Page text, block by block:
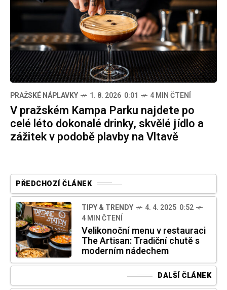
PRAŽSKÉ NÁPLAVKY 1. 8. 2026 0:01 4 MIN ČTENÍ
V pražském Kampa Parku najdete po
celé léto dokonalé drinky, skvělé jídlo a
zážitek v podobě plavby na Vltavě
PŘEDCHOZÍ ČLÁNEK
TIPY & TRENDY
4. 4. 2025 0:52
4 MIN ČTENÍ
Velikonoční menu v restauraci
The Artisan: Tradiční chutě s
moderním nádechem
DALŠÍ ČLÁNEK